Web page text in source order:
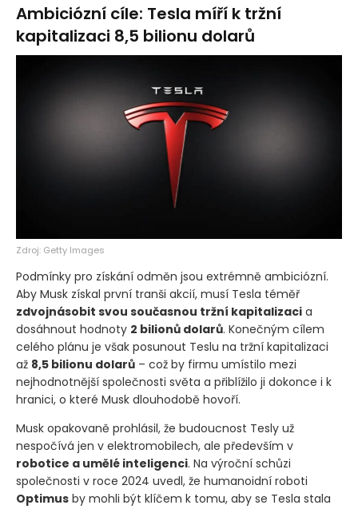
Ambiciózní cíle: Tesla míří k tržní
kapitalizaci 8,5 bilionu dolarů
Zdroj: Getty Images
Podmínky pro získání odměn jsou extrémně ambiciózní.
Aby Musk získal první tranši akcií, musí Tesla téměř
zdvojnásobit svou současnou tržní kapitalizaci a
dosáhnout hodnoty 2 bilionů dolarů. Konečným cílem
celého plánu je však posunout Teslu na tržní kapitalizaci
až 8,5 bilionu dolarů – což by firmu umístilo mezi
nejhodnotnější společnosti světa a přiblížilo ji dokonce i k
hranici, o které Musk dlouhodobě hovoří.
Musk opakovaně prohlásil, že budoucnost Tesly už
nespočívá jen v elektromobilech, ale především v
robotice a umělé inteligenci. Na výroční schůzi
společnosti v roce 2024 uvedl, že humanoidní roboti
Optimus by mohli být klíčem k tomu, aby se Tesla stala